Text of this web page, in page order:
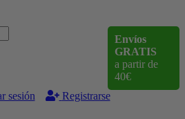
Envíos
GRATIS
a partir de
40€
sesión
Registrarse